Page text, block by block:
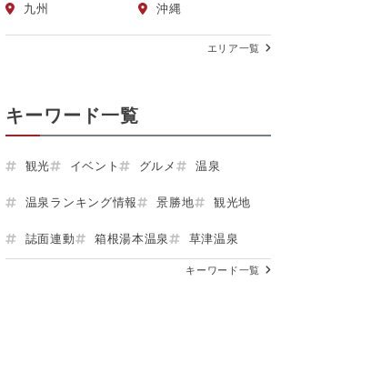
九州 沖縄
エリア一覧
キーワード一覧
観光 イベント グルメ 温泉
温泉ランキング情報 景勝地 観光地
誌面連動 箱根湯本温泉 草津温泉
キーワード一覧